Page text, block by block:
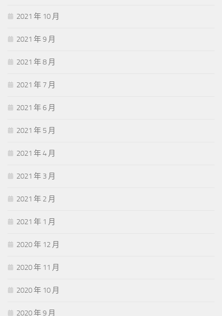
2021 年 10 月
2021 年 9 月
2021 年 8 月
2021 年 7 月
2021 年 6 月
2021 年 5 月
2021 年 4 月
2021 年 3 月
2021 年 2 月
2021 年 1 月
2020 年 12 月
2020 年 11 月
2020 年 10 月
2020 年 9 月